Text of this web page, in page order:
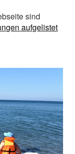
sind
aufgelistet